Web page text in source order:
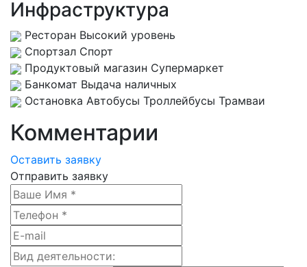
Инфраструктура
Ресторан Высокий уровень
Спортзал Спорт
Продуктовый магазин Супермаркет
Банкомат Выдача наличных
Остановка Автобусы Троллейбусы Трамваи
Комментарии
Оставить заявку
Отправить заявку